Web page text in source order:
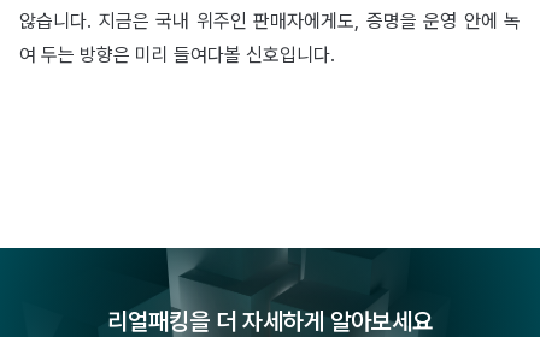
않습니다. 지금은 국내 위주인 판매자에게도, 증명을 운영 안에 녹
여 두는 방향은 미리 들여다볼 신호입니다.
리얼패킹을 더 자세하게 알아보세요